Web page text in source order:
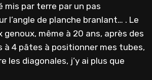
mis par terre par un pas
l’angle de planche branlant… . Le
genoux, même à 20 ans, après des
à 4 pâtes à positionner mes tubes,
les diagonales, j’y ai plus que